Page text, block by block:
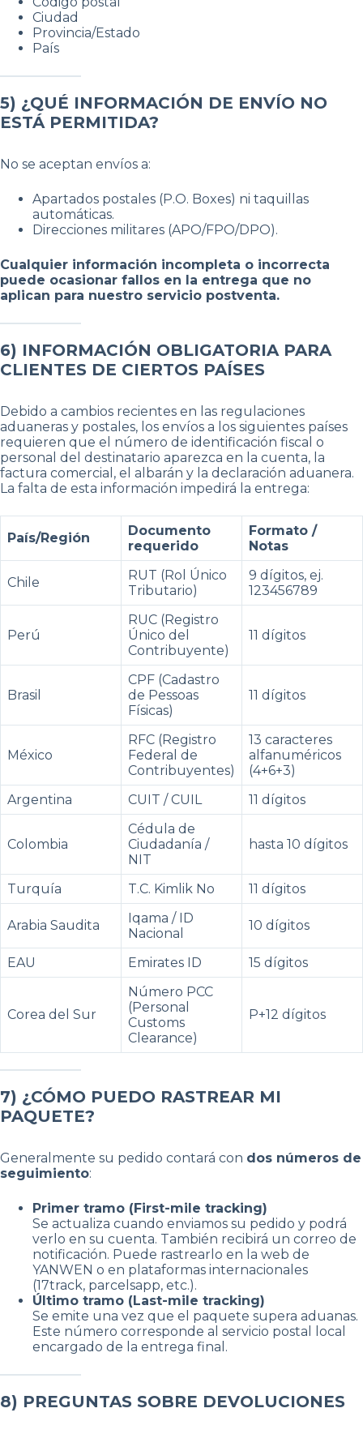
Ciudad
Provincia/Estado
País
5) ¿QUÉ INFORMACIÓN DE ENVÍO NO
ESTÁ PERMITIDA?
No se aceptan envíos a:
Apartados postales (P.O. Boxes) ni taquillas
automáticas.
Direcciones militares (APO/FPO/DPO).
Cualquier información incompleta o incorrecta
puede ocasionar fallos en la entrega que no
aplican para nuestro servicio postventa.
6) INFORMACIÓN OBLIGATORIA PARA
CLIENTES DE CIERTOS PAÍSES
Debido a cambios recientes en las regulaciones
aduaneras y postales, los envíos a los siguientes países
requieren que el número de identificación fiscal o
personal del destinatario aparezca en la cuenta, la
factura comercial, el albarán y la declaración aduanera.
La falta de esta información impedirá la entrega:
País/Región
Documento
requerido
Formato /
Notas
Chile
RUT (Rol Único
Tributario)
9 dígitos, ej.
123456789
Perú
RUC (Registro
Único del
Contribuyente)
11 dígitos
Brasil
CPF (Cadastro
de Pessoas
Físicas)
11 dígitos
México
RFC (Registro
Federal de
Contribuyentes)
13 caracteres
alfanuméricos
(4+6+3)
Argentina
CUIT / CUIL 11 dígitos
Colombia
Cédula de
Ciudadanía /
NIT
hasta 10 dígitos
Turquía T.C. Kimlik No 11 dígitos
Arabia Saudita
Iqama / ID
Nacional
10 dígitos
EAU Emirates ID 15 dígitos
Corea del Sur
Número PCC
(Personal
Customs
Clearance)
P+12 dígitos
7) ¿CÓMO PUEDO RASTREAR MI
PAQUETE?
Generalmente su pedido contará con dos números de
seguimiento:
Primer tramo (First-mile tracking)
Se actualiza cuando enviamos su pedido y podrá
verlo en su cuenta. También recibirá un correo de
notificación. Puede rastrearlo en la web de
YANWEN o en plataformas internacionales
(17track, parcelsapp, etc.).
Último tramo (Last-mile tracking)
Se emite una vez que el paquete supera aduanas.
Este número corresponde al servicio postal local
encargado de la entrega final.
8) PREGUNTAS SOBRE DEVOLUCIONES